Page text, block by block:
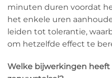
minuten duren voordat
het enkele uren
leiden tot tolerantie,
om hetzelfde effect te
Welke bijwerkingen